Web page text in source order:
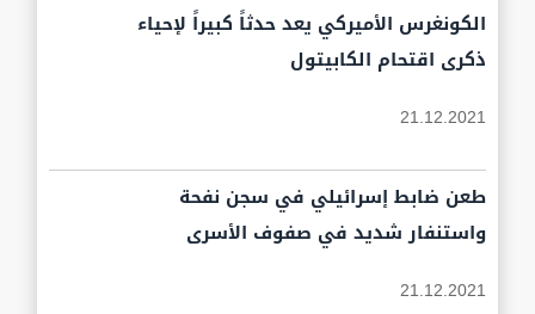
الكونغرس الأميركي يعد حدثاً كبيراً لإحياء
ذكرى اقتحام الكابيتول
21.12.2021
طعن ضابط إسرائيلي في سجن نفحة
واستنفار شديد في صفوف الأسرى
21.12.2021